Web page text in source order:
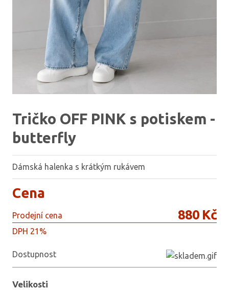
Tričko OFF PINK s potiskem -
butterfly
Dámská halenka s krátkým rukávem
Cena
Prodejní cena 880 Kč
DPH 21%
Dostupnost
Velikosti